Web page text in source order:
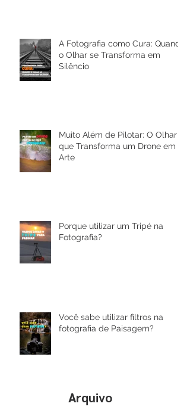
A Fotografia como Cura: Quando
o Olhar se Transforma em
Silêncio
Muito Além de Pilotar: O Olhar
que Transforma um Drone em
Arte
Porque utilizar um Tripé na
Fotografia?
Você sabe utilizar filtros na
fotografia de Paisagem?
Arquivo